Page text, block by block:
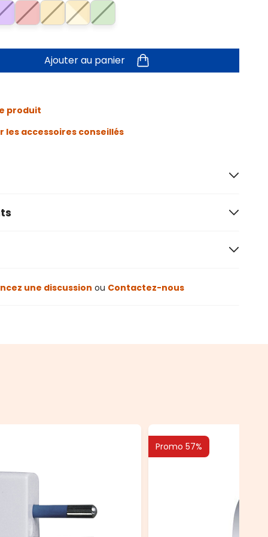
Ajouter au panier
produit
les accessoires conseillés
une discussion ou Contactez-nous
Promo 57%